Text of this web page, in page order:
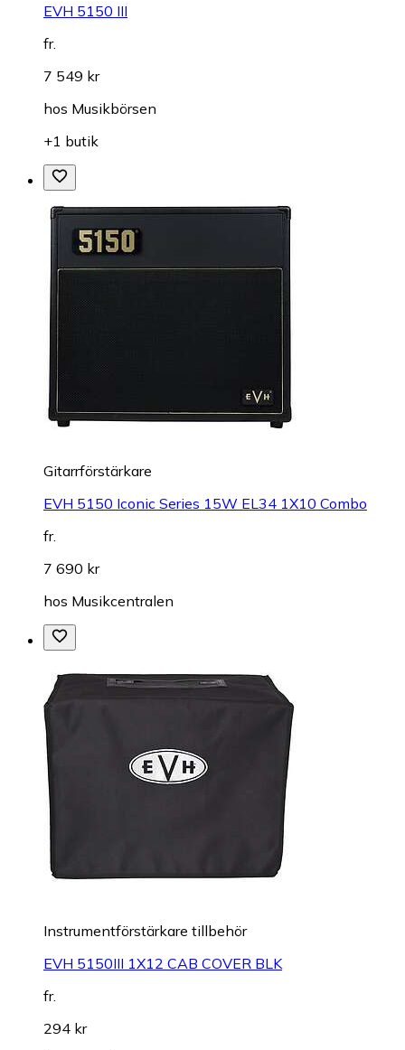
EVH 5150 III
fr.
7 549 kr
hos Musikbörsen
+1 butik
Gitarrförstärkare
EVH 5150 Iconic Series 15W EL34 1X10 Combo
fr.
7 690 kr
hos Musikcentralen
Instrumentförstärkare tillbehör
EVH 5150III 1X12 CAB COVER BLK
fr.
294 kr